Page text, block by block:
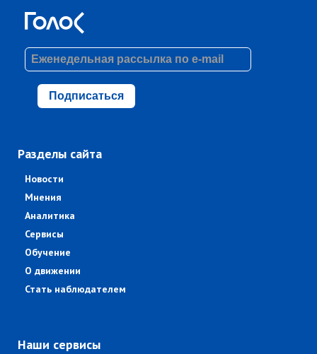
Подписаться
Разделы сайта
Новости
Мнения
Аналитика
Сервисы
Обучение
О движении
Стать наблюдателем
Наши сервисы